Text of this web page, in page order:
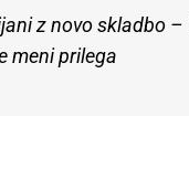
z novo skladbo –
meni prilega